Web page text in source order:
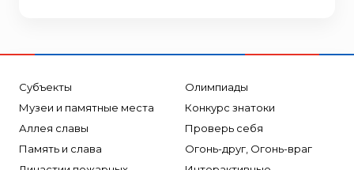
Субъекты
Музеи и памятные места
Аллея славы
Память и слава
Олимпиады
Конкурс знатоки
Проверь себя
Огонь-друг, Огонь-враг